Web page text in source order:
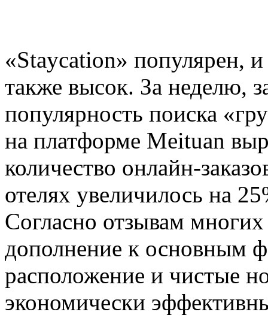
«Staycation» популярен,
также высок. За неделю,
популярность поиска
на платформе Meituan
количество онлайн-
отелях увеличилось на
Согласно отзывам
дополнение к основным
расположение и чистые
экономически